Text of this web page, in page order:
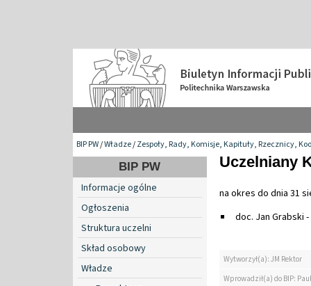
BIP PW/Władze/Zespoły, Rady, Komisje, Kapituły, Rzecznicy,
BIP PW
Informacje ogólne
Ogłoszenia
Struktura uczelni
Skład osobowy
Władze
Uczelniany
na okres do dnia 31
doc. Jan Grabski -
Wytworzył(a): JM Rektor
Wprowadził(a) do BIP: